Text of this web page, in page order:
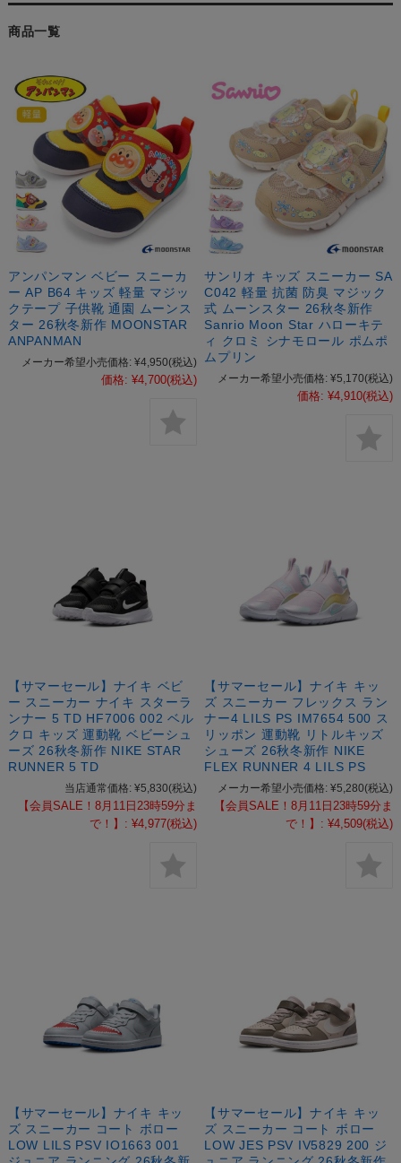
商品一覧
アンパンマン ベビー スニーカ
ー AP B64 キッズ 軽量 マジッ
クテープ 子供靴 通園 ムーンス
ター 26秋冬新作 MOONSTAR
ANPANMAN
メーカー希望小売価格: ¥4,950(税込)
価格: ¥4,700(税込)
サンリオ キッズ スニーカー SA
C042 軽量 抗菌 防臭 マジック
式 ムーンスター 26秋冬新作
Sanrio Moon Star ハローキテ
ィ クロミ シナモロール ポムポ
ムプリン
メーカー希望小売価格: ¥5,170(税込)
価格: ¥4,910(税込)
【サマーセール】ナイキ ベビ
ー スニーカー ナイキ スターラ
ンナー 5 TD HF7006 002 ベル
クロ キッズ 運動靴 ベビーシュ
ーズ 26秋冬新作 NIKE STAR
RUNNER 5 TD
当店通常価格: ¥5,830(税込)
【会員SALE！8月11日23時59分ま
で！】: ¥4,977(税込)
【サマーセール】ナイキ キッ
ズ スニーカー フレックス ラン
ナー4 LILS PS IM7654 500 ス
リッポン 運動靴 リトルキッズ
シューズ 26秋冬新作 NIKE
FLEX RUNNER 4 LILS PS
メーカー希望小売価格: ¥5,280(税込)
【会員SALE！8月11日23時59分ま
で！】: ¥4,509(税込)
【サマーセール】ナイキ キッ
ズ スニーカー コート ボロー
LOW LILS PSV IO1663 001
【サマーセール】ナイキ キッ
ズ スニーカー コート ボロー
LOW JES PSV IV5829 200 ジ